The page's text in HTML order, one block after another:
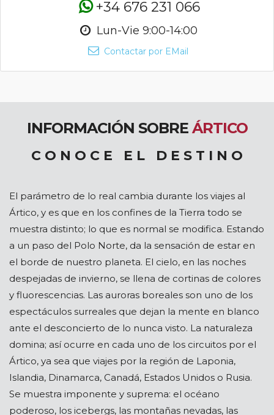
+34 676 231 066
Lun-Vie 9:00-14:00
Contactar por EMail
INFORMACIÓN SOBRE ÁRTICO
C O N O C E E L D E S T I N O
El parámetro de lo real cambia durante los viajes al
Ártico, y es que en los confines de la Tierra todo se
muestra distinto; lo que es normal se modifica. Estando
a un paso del Polo Norte, da la sensación de estar en
el borde de nuestro planeta. El cielo, en las noches
despejadas de invierno, se llena de cortinas de colores
y fluorescencias. Las auroras boreales son uno de los
espectáculos surreales que dejan la mente en blanco
ante el desconcierto de lo nunca visto. La naturaleza
domina; así ocurre en cada uno de los circuitos por el
Ártico, ya sea que viajes por la región de Laponia,
Islandia, Dinamarca, Canadá, Estados Unidos o Rusia.
Se muestra imponente y suprema: el océano
poderoso, los icebergs, las montañas nevadas, las